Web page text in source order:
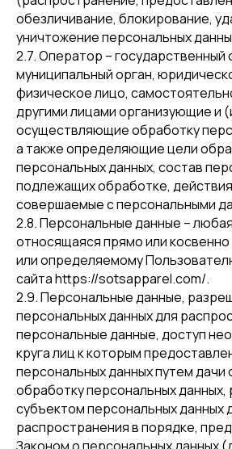
обезличивание, блокирование,
уничтожение персональных
2.7. Оператор – государственный
муниципальный орган,
физическое лицо,
другими лицами организующие и
осуществляющие обработку
а также определяющие цели
персональных данных, состав
подлежащих обработке,
совершаемые с персональными
2.8. Персональные данные –
относящаяся прямо или
или определяемому
сайта https://sotsapparel.com/.
2.9. Персональные данные,
персональных данных для
персональные данные, доступ
круга лиц к которым
персональных данных путем дачи
обработку персональных
субъектом персональных данных
распространения в порядке,